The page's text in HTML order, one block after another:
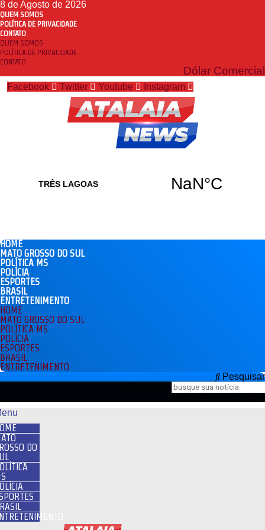
8 de Agosto de 2026
QUEM SOMOS
POLÍTICA DE PRIVACIDADE
CONTATO
QUEM SOMOS
POLÍTICA DE PRIVACIDADE
CONTATO
Dólar Comercial
Facebook Twitter Youtube Instagram
HOME
MATO GROSSO DO SUL
POLÍTICA MS
POLÍCIA
ESPORTES
BRASIL
ENTRETENIMENTO
HOME
MATO GROSSO DO SUL
POLÍTICA MS
POLÍCIA
ESPORTES
BRASIL
ENTRETENIMENTO
Pesquisar
DO